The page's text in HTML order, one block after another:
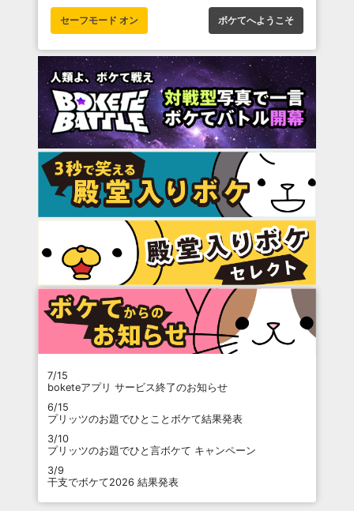
セーフモード オン ボケてへようこそ
7/15
boketeアプリ サービス終了のお知らせ
6/15
プリッツのお題でひとことボケて結果発表
3/10
プリッツのお題でひと言ボケて キャンペーン
3/9
干支でボケて2026 結果発表